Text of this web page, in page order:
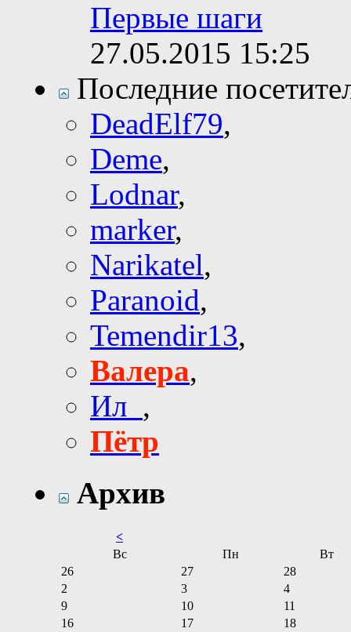
Первые шаги
27.05.2015 15:25
Последние
DeadElf79,
Deme,
Lodnar,
marker,
Narikatel,
Paranoid,
Temendir13,
Валера,
Ил_ ,
Пётр
Архив
<
Вс
Пн
Вт
26
27
28
2
3
4
9
10
11
16
17
18